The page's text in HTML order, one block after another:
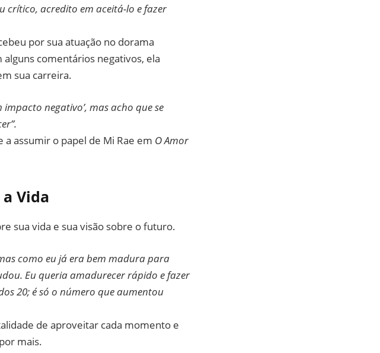
crítico, acredito em aceitá-lo e fazer
por sua atuação no dorama
comentários negativos, ela
sua carreira.
negativo’, mas acho que se
a assumir o papel de Mi Rae em O Amor
Vida
sua vida e sua visão sobre o futuro.
como eu já era bem madura para
Eu queria amadurecer rápido e fazer
20; é só o número que aumentou
de aproveitar cada momento e
mais.